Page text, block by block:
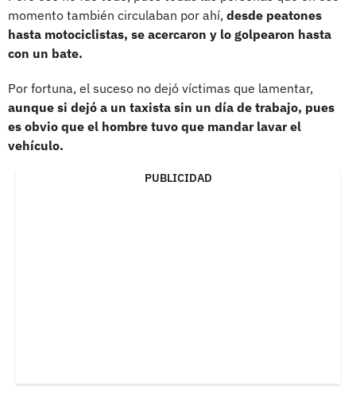
momento también circulaban por ahí, desde peatones
hasta motociclistas, se acercaron y lo golpearon hasta
con un bate.
Por fortuna, el suceso no dejó víctimas que lamentar,
aunque si dejó a un taxista sin un día de trabajo, pues
es obvio que el hombre tuvo que mandar lavar el
vehículo.
PUBLICIDAD